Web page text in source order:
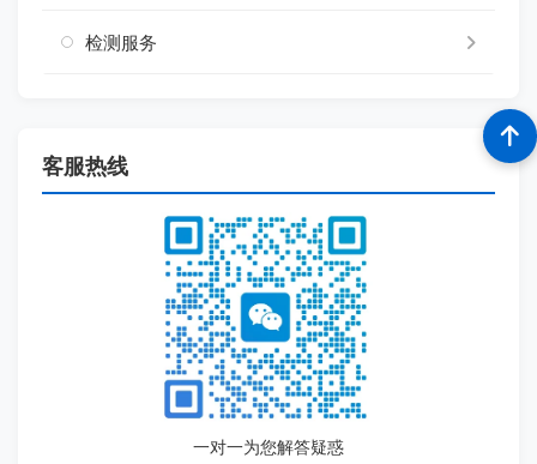
检测服务
客服热线
一对一为您解答疑惑